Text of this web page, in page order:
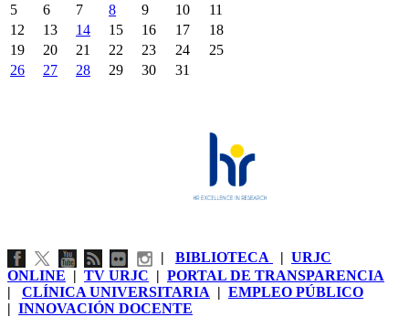
5
6 7 8 9 10
11
12
13 14 15 16 17
18
19
20 21 22 23 24
25
26
27 28 29 30 31
| BIBLIOTECA | URJC
ONLINE | TV URJC | PORTAL DE TRANSPARENCIA
| CLÍNICA UNIVERSITARIA | EMPLEO PÚBLICO
| INNOVACIÓN DOCENTE